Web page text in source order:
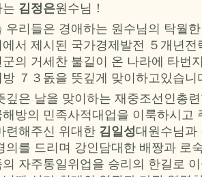
는 김정은원수님！
우리들은 경애하는 원수님의 탁월
에서 제시된 국가경제발전 ５개년
군의 거세찬 불길이 온 나라에 타번
방 ７３돐을 뜻깊게 맞이하고있습니
깊은 날을 맞이하는 재중조선인총
해방의 민족사적대업을 이룩하시고
련해주신 위대한 김일성대원수님과
의를 드리며 강인담대한 배짱과 로
의 자주통일위업을 승리의 한길로